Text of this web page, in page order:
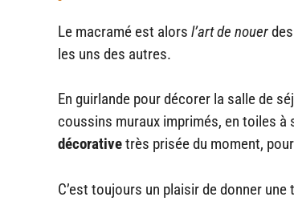
Le macramé est alors l’art de nouer
les uns des autres.
En guirlande pour décorer la salle de
coussins muraux imprimés, en toiles
décorativetrès prisée du moment,
C’est toujours un plaisir de donner